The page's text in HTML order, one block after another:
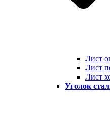
Лист
Лист
Лист
Уголок